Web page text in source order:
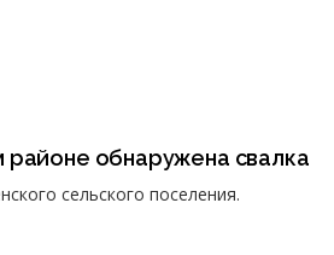
районе обнаружена свалка
сельского поселения.